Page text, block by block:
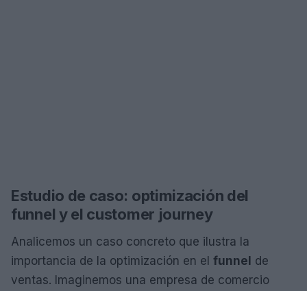
Estudio de caso: optimización del
funnel y el customer journey
Analicemos un caso concreto que ilustra la
importancia de la optimización en el funnel de
ventas. Imaginemos una empresa de comercio